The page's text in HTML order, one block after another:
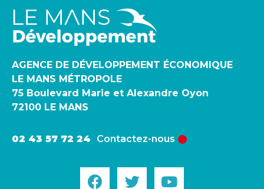
AGENCE DE DÉVELOPPEMENT ÉCONOMIQUE
LE MANS MÉTROPOLE
75 Boulevard Marie et Alexandre Oyon
72100 LE MANS
02 43 57 72 24 Contactez-nous